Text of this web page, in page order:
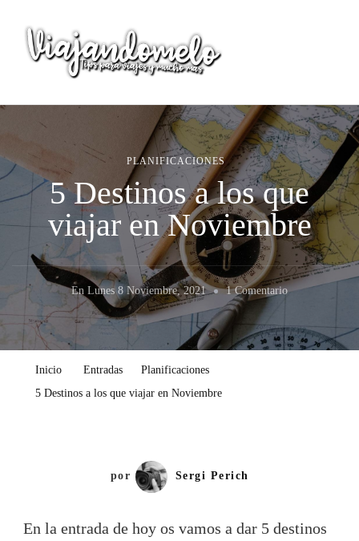
Viajandomelo
Todo lo que necesitas saber en tu próximo viaje
PLANIFICACIONES
5 Destinos a los que
viajar en Noviembre
En Lunes 8 Noviembre, 2021 1 ComentarioEn
Destinos
Inicio Entradas
Planificaciones
5 Destinos a los que viajar en Noviembre
por Sergi Perich
En la entrada de hoy os vamos a dar 5 destinos